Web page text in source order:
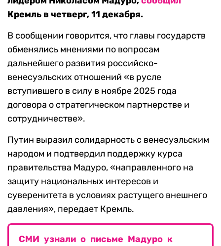
Кремль в четверг, 11 декабря.
В сообщении говорится, что главы государств
обменялись мнениями по вопросам
дальнейшего развития российско-
венесуэльских отношений «в русле
вступившего в силу в ноябре 2025 года
договора о стратегическом партнерстве и
сотрудничестве».
Путин выразил солидарность с венесуэльским
народом и подтвердил поддержку курса
правительства Мадуро, «направленного на
защиту национальных интересов и
суверенитета в условиях растущего внешнего
давления», передает Кремль.
СМИ узнали о письме Мадуро к